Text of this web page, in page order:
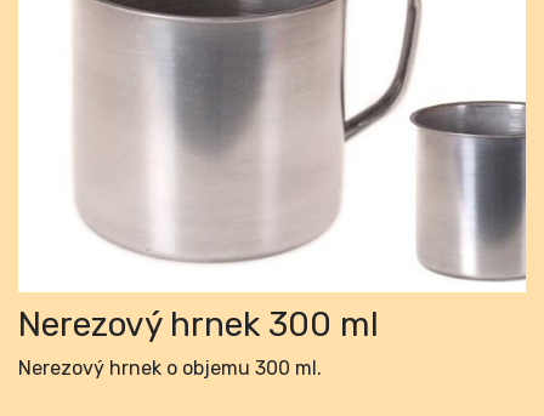
Next
Nerezový hrnek 300 ml
Nerezový hrnek o objemu 300 ml.